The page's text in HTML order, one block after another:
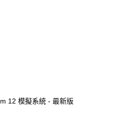
- 電子電路設計篇 附Multisim 12 模擬系統 - 最新版